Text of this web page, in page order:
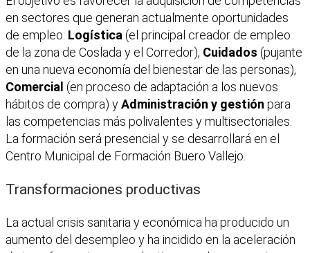
en sectores que generan actualmente oportunidades
de empleo: Logística (el principal creador de empleo
de la zona de Coslada y el Corredor), Cuidados (pujante
en una nueva economía del bienestar de las personas),
Comercial (en proceso de adaptación a los nuevos
hábitos de compra) yAdministración y gestión para
las competencias más polivalentes y multisectoriales.
La formación será presencial y se desarrollará en el
Centro Municipal de Formación Buero Vallejo.
Transformaciones productivas
La actual crisis sanitaria y económica ha producido un
aumento del desempleo y ha incidido en la aceleración